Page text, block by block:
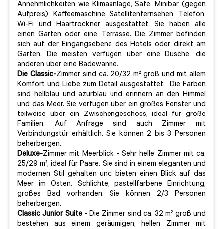
Annehmlichkeiten wie Klimaanlage, Safe, Minibar (gegen
Aufpreis), Kaffeemaschine, Satellitenfernsehen, Telefon,
Wi-Fi und Haartrockner ausgestattet. Sie haben alle
einen Garten oder eine Terrasse. Die Zimmer befinden
sich auf der Eingangsebene des Hotels oder direkt am
Garten. Die meisten verfügen über eine Dusche, die
anderen über eine Badewanne.
Die Classic-Zimmer sind ca. 20/32 m² groß und mit allem
Komfort und Liebe zum Detail ausgestattet. Die Farben
sind hellblau und azurblau und erinnern an den Himmel
und das Meer. Sie verfügen über ein großes Fenster und
teilweise über ein Zwischengeschoss, ideal für große
Familien. Auf Anfrage sind auch Zimmer mit
Verbindungstür erhältlich. Sie können 2 bis 3 Personen
beherbergen.
Deluxe-Zimmer mit Meerblick - Sehr helle Zimmer mit ca.
25/29 m², ideal für Paare. Sie sind in einem eleganten und
modernen Stil gehalten und bieten einen Blick auf das
Meer im Osten. Schlichte, pastellfarbene Einrichtung,
großes Bad vorhanden. Sie können 2/3 Personen
beherbergen.
Classic Junior Suite -Die Zimmer sind ca. 32 m² groß und
bestehen aus einem geräumigen, hellen Zimmer mit